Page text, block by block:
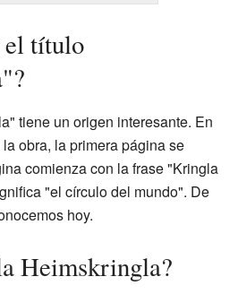
el título
tiene un origen interesante. En
obra, la primera página se
comienza con la frase "Kringla
"el círculo del mundo". De
hoy.
Heimskringla?